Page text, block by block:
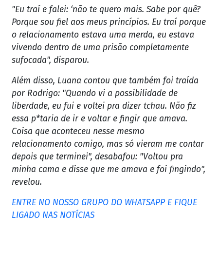
"Eu traí e falei: ‘não te quero mais. Sabe por quê?
Porque sou fiel aos meus princípios. Eu traí porque
o relacionamento estava uma merda, eu estava
vivendo dentro de uma prisão completamente
sufocada", disparou.
Além disso, Luana contou que também foi traída
por Rodrigo: "Quando vi a possibilidade de
liberdade, eu fui e voltei pra dizer tchau. Não fiz
essa p*taria de ir e voltar e fingir que amava.
Coisa que aconteceu nesse mesmo
relacionamento comigo, mas só vieram me contar
depois que terminei", desabafou: "Voltou pra
minha cama e disse que me amava e foi fingindo",
revelou.
ENTRE NO NOSSO GRUPO DO WHATSAPP E FIQUE
LIGADO NAS NOTÍCIAS